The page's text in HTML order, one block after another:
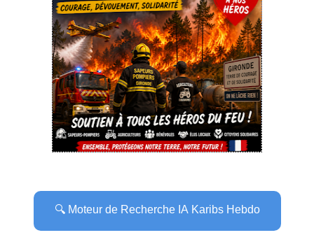
🔍 Moteur de Recherche IA Karibs Hebdo